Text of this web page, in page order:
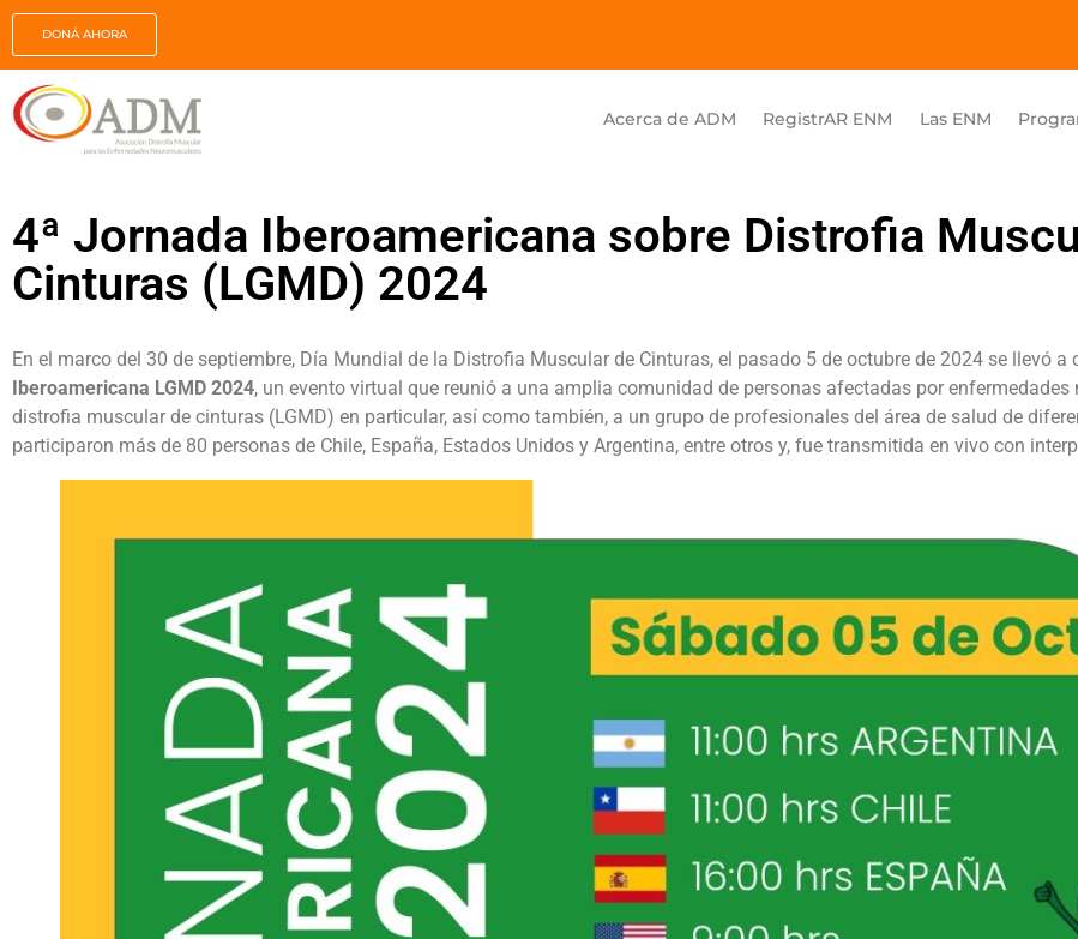
DONÁ AHORA
Acerca de ADM RegistrAR ENM Las ENM
4ª Jornada Iberoamericana sobre Distrofia
Cinturas (LGMD) 2024
En el marco del 30 de septiembre, Día Mundial de la Distrofia Muscular de Cinturas, el pasado 5 de octubre de 2024 se llevó a
Iberoamericana LGMD 2024, un evento virtual que reunió a una amplia comunidad de personas afectadas por enfermedades
distrofia muscular de cinturas (LGMD) en particular, así como también, a un grupo de profesionales del área de salud de
participaron más de 80 personas de Chile, España, Estados Unidos y Argentina, entre otros y, fue transmitida en vivo con